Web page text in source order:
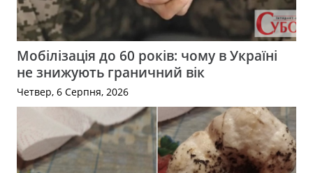
Мобілізація до 60 років: чому в Україні
не знижують граничний вік
Четвер, 6 Серпня, 2026